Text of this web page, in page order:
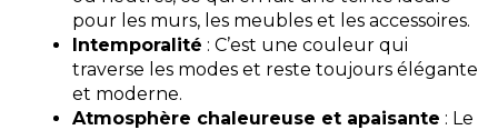
pour les murs, les meubles et les accessoires.
Intemporalité : C’est une couleur qui
traverse les modes et reste toujours élégante
et moderne.
Atmosphère chaleureuse et apaisante : Le